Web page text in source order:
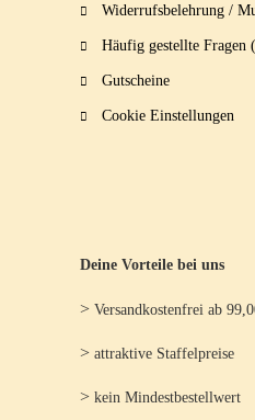
Widerrufsbelehrung /
Häufig gestellte Fragen
Gutscheine
Cookie Einstellungen
Deine Vorteile bei uns
> Versandkostenfrei ab
> attraktive Staffelpreise
> kein Mindestbestellwert